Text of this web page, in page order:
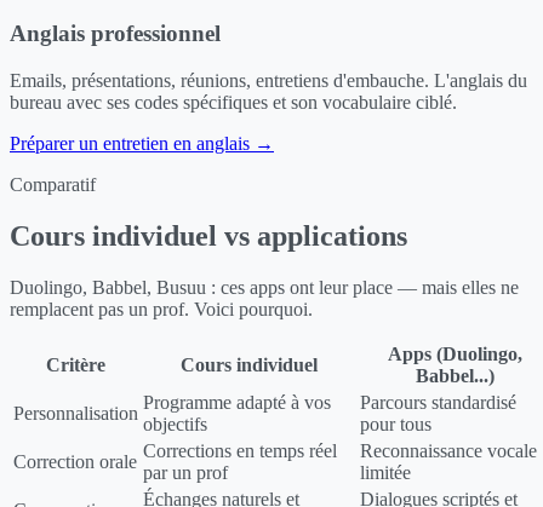
Anglais professionnel
Emails, présentations, réunions, entretiens d'embauche. L'anglais du
bureau avec ses codes spécifiques et son vocabulaire ciblé.
Préparer un entretien en anglais →
Comparatif
Cours individuel vs applications
Duolingo, Babbel, Busuu : ces apps ont leur place — mais elles ne
remplacent pas un prof. Voici pourquoi.
Critère Cours individuel
Apps (Duolingo,
Babbel...)
Personnalisation
Programme adapté à vos
objectifs
Parcours standardisé
pour tous
Correction orale
Corrections en temps réel
par un prof
Reconnaissance vocale
limitée
Échanges naturels et Dialogues scriptés et